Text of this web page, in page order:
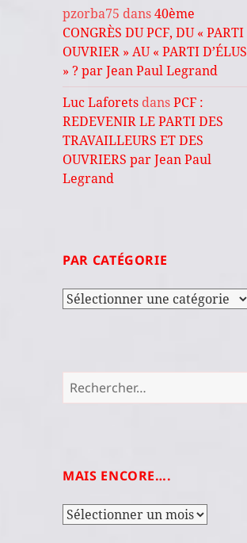
pzorba75 dans40ème
CONGRÈS DU PCF, DU « PARTI
OUVRIER » AU « PARTI D’ÉLUS
» ? par Jean Paul Legrand
Luc Laforets dansPCF :
REDEVENIR LE PARTI DES
TRAVAILLEURS ET DES
OUVRIERS par Jean Paul
Legrand
PAR CATÉGORIE
Par
Rechercher :
MAIS ENCORE….
Mais